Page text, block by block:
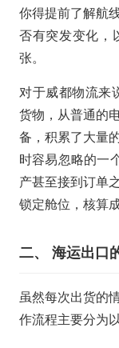
你得提前了解航
否有突发变化，
张。
对于威都物流来
货物，从普通的
备，积累了大量
时容易忽略的一
产甚至接到订单
锁定舱位，核算成
二、 海运出口
虽然每次出货的
作流程主要分为